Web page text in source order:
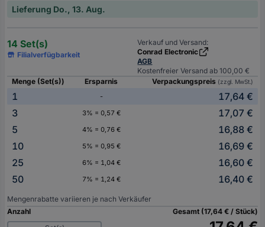
Lieferung Do., 13. Aug.
14 Set(s)
Filialverfügbarkeit
Verkauf und Versand:
Conrad Electronic
AGB
Kostenfreier Versand ab 100,00 €
Menge (Set(s))
Ersparnis Verpackungspreis (zzgl. MwSt.)
1 -
17,64 €
3
3% = 0,57 €
17,07 €
5
4% = 0,76 €
16,88 €
10
5% = 0,95 €
16,69 €
25
6% = 1,04 €
16,60 €
50
7% = 1,24 € 16,40 €
Mengenrabatte variieren je nach Verkäufer
Anzahl
Gesamt (17,64 € / Stück)